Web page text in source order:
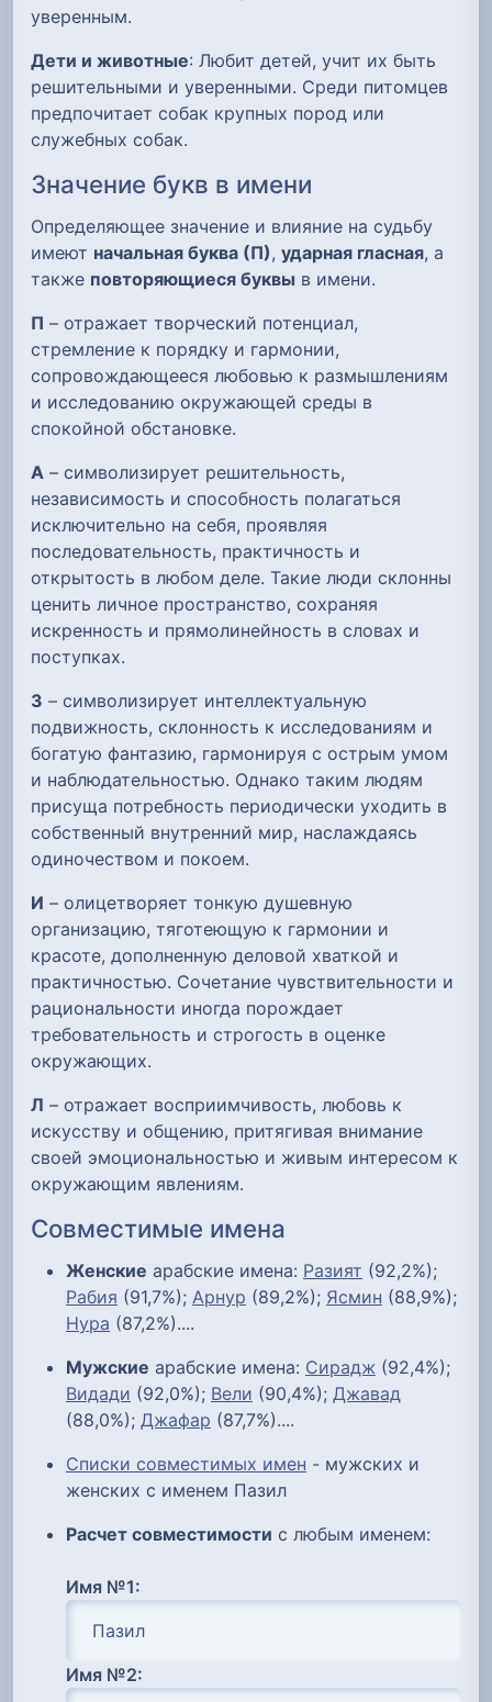
уверенным.
Дети и животные: Любит детей, учит их быть
решительными и уверенными. Среди питомцев
предпочитает собак крупных пород или
служебных собак.
Значение букв в имени
Определяющее значение и влияние на судьбу
имеют начальная буква (П), ударная гласная, а
также повторяющиеся буквы в имени.
П – отражает творческий потенциал,
стремление к порядку и гармонии,
сопровождающееся любовью к размышлениям
и исследованию окружающей среды в
спокойной обстановке.
А – символизирует решительность,
независимость и способность полагаться
исключительно на себя, проявляя
последовательность, практичность и
открытость в любом деле. Такие люди склонны
ценить личное пространство, сохраняя
искренность и прямолинейность в словах и
поступках.
З – символизирует интеллектуальную
подвижность, склонность к исследованиям и
богатую фантазию, гармонируя с острым умом
и наблюдательностью. Однако таким людям
присуща потребность периодически уходить в
собственный внутренний мир, наслаждаясь
одиночеством и покоем.
И – олицетворяет тонкую душевную
организацию, тяготеющую к гармонии и
красоте, дополненную деловой хваткой и
практичностью. Сочетание чувствительности и
рациональности иногда порождает
требовательность и строгость в оценке
окружающих.
Л – отражает восприимчивость, любовь к
искусству и общению, притягивая внимание
своей эмоциональностью и живым интересом к
окружающим явлениям.
Совместимые имена
Женские арабские имена: Разият (92,2%);
Рабия (91,7%); Арнур (89,2%); Ясмин (88,9%);
Нура (87,2%)....
Мужские арабские имена: Сирадж (92,4%);
Видади (92,0%); Вели (90,4%); Джавад
(88,0%); Джафар (87,7%)....
Списки совместимых имен - мужских и
женских с именем Пазил
Расчет совместимости с любым именем:
Имя №1:
Имя №2: